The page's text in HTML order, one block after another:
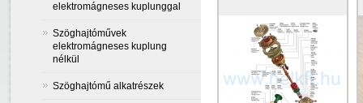
elektromágneses kuplunggal
Szöghajtóművek
elektromágneses kuplung
nélkül
Szöghajtómű alkatrészek